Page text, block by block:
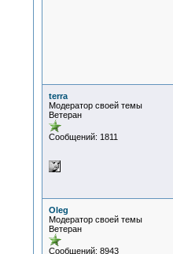
terra
Модератор своей темы
Ветеран
Сообщений: 1811
Oleg
Модератор своей темы
Ветеран
Сообщений: 8943